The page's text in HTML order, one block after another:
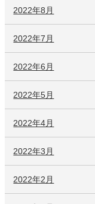
2022年8月
2022年7月
2022年6月
2022年5月
2022年4月
2022年3月
2022年2月